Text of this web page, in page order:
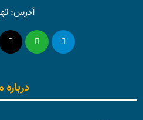
آدرس:
درباره